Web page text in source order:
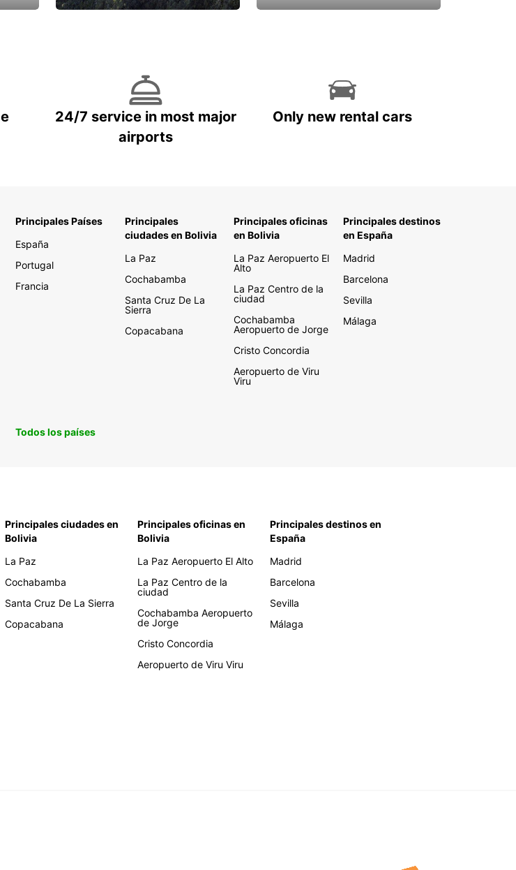
24/7 service in most major
airports
Only new rental cars
Principales Países
España
Portugal
Francia
Principales
ciudades en Bolivia
La Paz
Cochabamba
Santa Cruz De La
Sierra
Copacabana
Principales oficinas
en Bolivia
La Paz Aeropuerto El
Alto
La Paz Centro de la
ciudad
Cochabamba
Aeropuerto de Jorge
Cristo Concordia
Aeropuerto de Viru
Viru
Principales destinos
en España
Madrid
Barcelona
Sevilla
Málaga
Todos los países
Principales ciudades en
Bolivia
La Paz
Cochabamba
Santa Cruz De La Sierra
Copacabana
Principales oficinas en
Bolivia
La Paz Aeropuerto El Alto
La Paz Centro de la
ciudad
Cochabamba Aeropuerto
de Jorge
Cristo Concordia
Aeropuerto de Viru Viru
Principales destinos en
España
Madrid
Barcelona
Sevilla
Málaga